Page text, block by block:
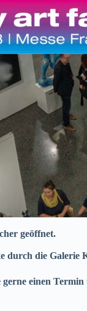
geöffnet.
durch die Galerie
einen Termin